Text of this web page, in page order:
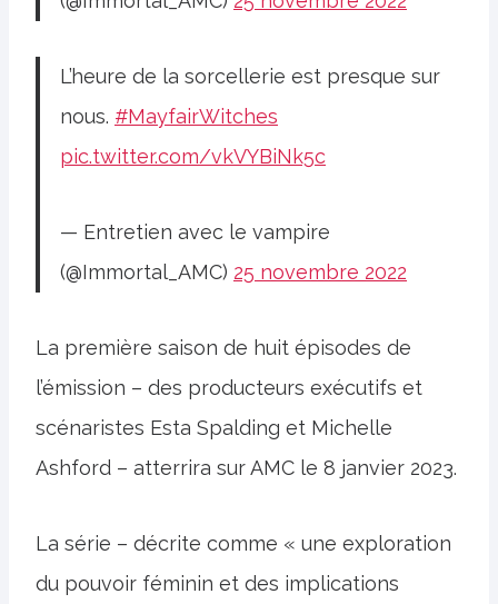
L’heure de la sorcellerie est presque sur
nous. #MayfairWitches
pic.twitter.com/vkVYBiNk5c
— Entretien avec le vampire
(@Immortal_AMC) 25 novembre 2022
La première saison de huit épisodes de
l’émission – des producteurs exécutifs et
scénaristes Esta Spalding et Michelle
Ashford – atterrira sur AMC le 8 janvier 2023.
La série – décrite comme « une exploration
du pouvoir féminin et des implications